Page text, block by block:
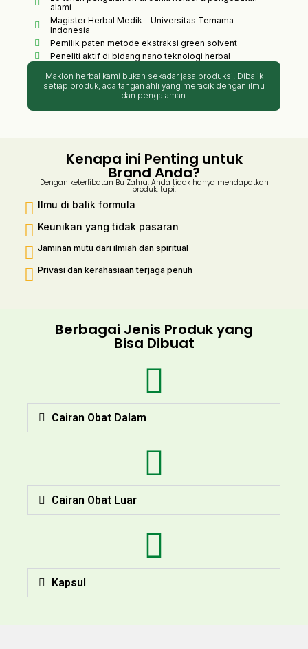
alami
Magister Herbal Medik – Universitas Ternama
Indonesia
Pemilik paten metode ekstraksi green solvent
Peneliti aktif di bidang nano teknologi herbal
Maklon herbal kami bukan sekadar jasa produksi. Dibalik
setiap produk, ada tangan ahli yang meracik dengan ilmu
dan pengalaman.
Kenapa ini Penting untuk
Brand Anda?
Dengan keterlibatan Bu Zahra, Anda tidak hanya mendapatkan
produk, tapi:
Ilmu di balik formula
Keunikan yang tidak pasaran
Jaminan mutu dari ilmiah dan spiritual
Privasi dan kerahasiaan terjaga penuh
Berbagai Jenis Produk yang
Bisa Dibuat
Cairan Obat Dalam
Cairan Obat Luar
Kapsul